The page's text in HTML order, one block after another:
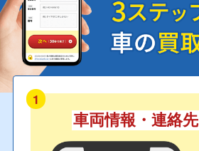
1
車両情報・連絡先